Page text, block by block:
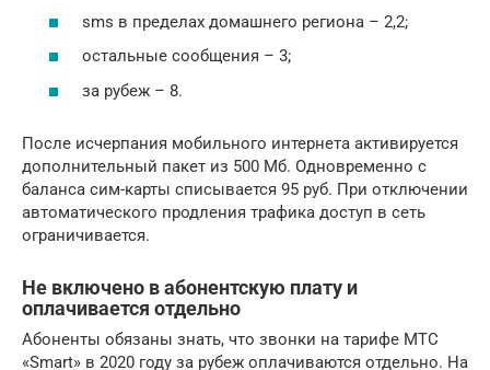
sms в пределах домашнего региона – 2,2;
остальные сообщения – 3;
за рубеж – 8.
После исчерпания мобильного интернета активируется
дополнительный пакет из 500 Мб. Одновременно с
баланса сим-карты списывается 95 руб. При отключении
автоматического продления трафика доступ в сеть
ограничивается.
Не включено в абонентскую плату и
оплачивается отдельно
Абоненты обязаны знать, что звонки на тарифе МТС
«Smart» в 2020 году за рубеж оплачиваются отдельно. На